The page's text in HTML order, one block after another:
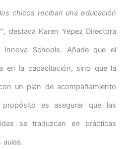
chicos reciban una educación
, destaca Karen Yépez Directora
Innova Schools. Añade que el
en la capacitación, sino que la
un plan de acompañamiento
propósito es asegurar que las
se traduzcan en prácticas
aulas.